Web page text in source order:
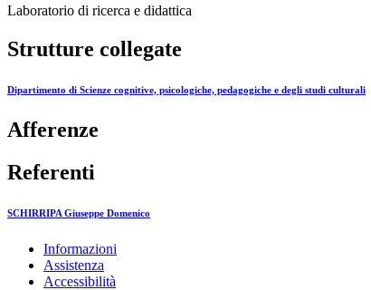
Laboratorio di ricerca e didattica
Strutture collegate
Dipartimento di Scienze cognitive, psicologiche, pedagogiche e degli studi culturali
Afferenze
Referenti
SCHIRRIPA Giuseppe Domenico
Informazioni
Assistenza
Accessibilità